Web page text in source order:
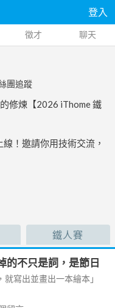
登入
徵才 聊天
團追蹤
修煉【2026 iThome 鐵
！邀請你用技術交流，
鐵人賽
的不只是詞，是節日
寫出並畫出一本繪本」